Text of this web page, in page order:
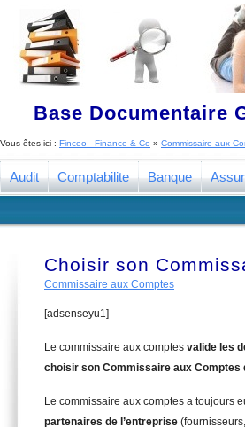
Base Documentaire
Vous êtes ici : Finceo - Finance & Co » Commissaire aux
Audit Comptabilite Banque
Choisir son
Commissaire aux Comptes
[adsenseyu1]
Le commissaire aux comptes valide les
choisir son Commissaire aux Comptes
Le commissaire aux comptes a toujours
partenaires de l’entreprise